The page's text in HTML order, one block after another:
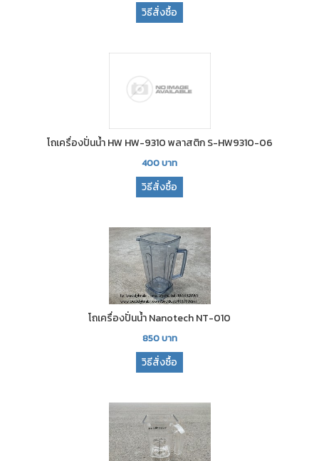
วิธีสั่งซื้อ
โถเครื่องปั่นน้ำ HW HW-9310 พลาสติก S-HW9310-06
400บาท
วิธีสั่งซื้อ
โถเครื่องปั่นน้ำ Nanotech NT-010
850บาท
วิธีสั่งซื้อ